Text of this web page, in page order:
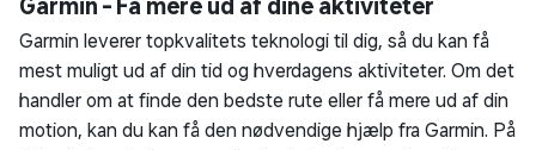
Garmin - Få mere ud af dine aktiviteter
Garmin leverer topkvalitets teknologi til dig, så du kan få
mest muligt ud af din tid og hverdagens aktiviteter. Om det
handler om at finde den bedste rute eller få mere ud af din
motion, kan du kan få den nødvendige hjælp fra Garmin. På